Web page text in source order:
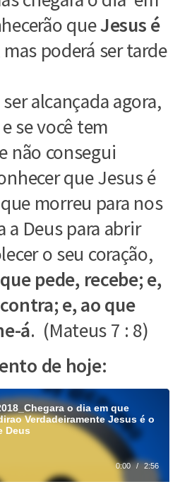
queJesus é
mas poderá ser tarde
alcançada agora,
se você tem
não consegui
que Jesus é
morreu para nos
a Deus para abrir
o seu coração,
pede, recebe; e,
e, ao que
á. (Mateus 7 : 8)
de hoje:
o dia em que
Verdadeiramente Jesus é o
Deus
0:00 / 2:56